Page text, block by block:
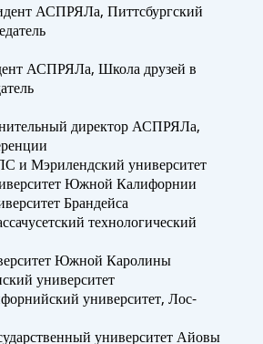
АСПРЯЛа, Питтсбургский
АСПРЯЛа, Школа друзей в
директор АСПРЯЛа,
и Мэрилендский университет
Южной Калифорнии
Брандейса
технологический
Южной Каролины
университет
университет, Лос-
университет Айовы